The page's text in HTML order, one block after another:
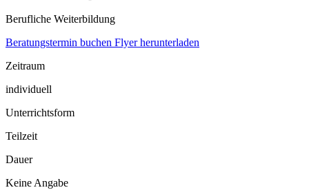
Berufliche Weiterbildung
Beratungstermin buchen Flyer herunterladen
Zeitraum
individuell
Unterrichtsform
Teilzeit
Dauer
Keine Angabe